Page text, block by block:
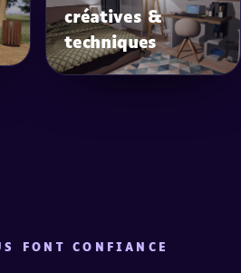
créatives &
techniques
FONT CONFIANCE